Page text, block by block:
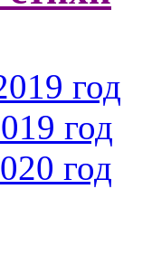
год
год
год